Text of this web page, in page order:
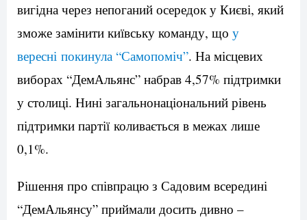
вигідна через непоганий осередок у Києві, який
зможе замінити київську команду, що у
вересні покинула “Самопоміч”. На місцевих
виборах “ДемАльянс” набрав 4,57% підтримки
у столиці. Нині загальнонаціональний рівень
підтримки партії коливається в межах лише
0,1%.
Рішення про співпрацю з Садовим всередині
“ДемАльянсу” приймали досить дивно –